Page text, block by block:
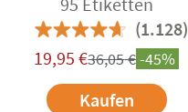
(1.128)
19,95 €36,05€-45%
Kaufen